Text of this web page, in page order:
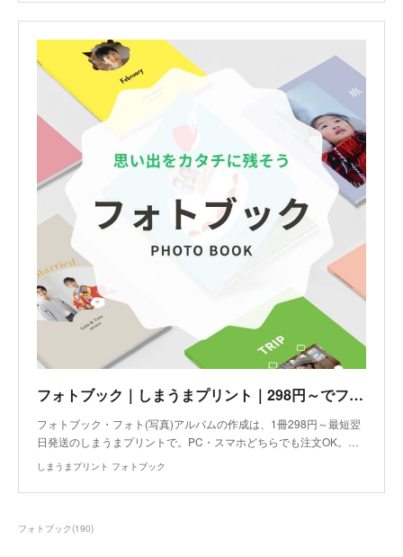
フォトブック｜しまうまプリント｜298円～でフォト(写真)アルバムを作成
フォトブック・フォト(写真)アルバムの作成は、1冊298円～最短翌
日発送のしまうまプリントで。PC・スマホどちらでも注文OK。…
しまうまプリント フォトブック
フォトブック (190)